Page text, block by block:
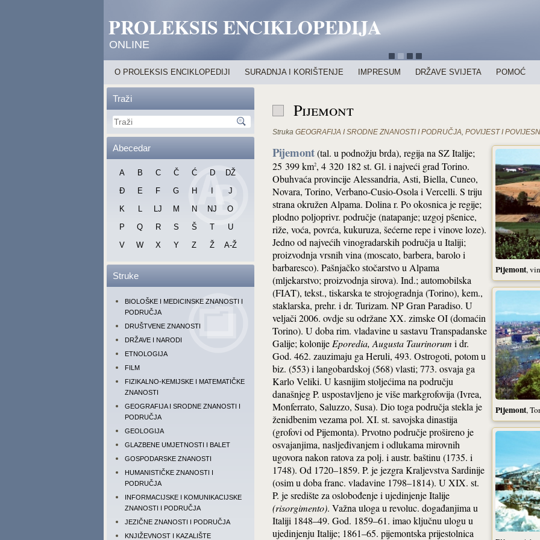
PROLEKSIS ENCIKLOPEDIJA
ONLINE
O PROLEKSIS ENCIKLOPEDIJI SURADNJA I KORIŠTENJE IMPRESUM DRŽAVE SVIJETA POMOĆ
Traži
Abecedar
A B C Č Ć D
DŽ
Đ
E F G H
J
K
L LJ M N NJ
O
P
Q R S Š T
U
V
W X Y Z Ž A-Ž
Struke
BIOLOŠKE I MEDICINSKE ZNANOSTI I
PODRUČJA
DRUŠTVENE ZNANOSTI
DRŽAVE I NARODI
ETNOLOGIJA
FILM
FIZIKALNO-KEMIJSKE I MATEMATIČKE
ZNANOSTI
GEOGRAFIJA I SRODNE ZNANOSTI I
PODRUČJA
GEOLOGIJA
GLAZBENE UMJETNOSTI I BALET
GOSPODARSKE ZNANOSTI
HUMANISTIČKE ZNANOSTI I
PODRUČJA
INFORMACIJSKE I KOMUNIKACIJSKE
ZNANOSTI I PODRUČJA
JEZIČNE ZNANOSTI I PODRUČJA
KNJIŽEVNOST I KAZALIŠTE
Pijemont
Struka GEOGRAFIJA I SRODNE ZNANOSTI I PODRUČJA, POVIJEST I
Pijemont,
Pijemont,
Pijemont(tal. u podnožju brda), regija na SZ Italije;
25 399 km2, 4 320 182 st. Gl. i najveći grad Torino.
Obuhvaća provincije Alessandria, Asti, Biella, Cuneo,
Novara, Torino, Verbano-Cusio-Osola i Vercelli. S triju
strana okružen Alpama. Dolina r. Po okosnica je regije;
plodno poljoprivr. područje (natapanje; uzgoj pšenice,
riže, voća, povrća, kukuruza, šećerne repe i vinove loze).
Jedno od najvećih vinogradarskih područja u Italiji;
proizvodnja vrsnih vina (moscato, barbera, barolo i
barbaresco). Pašnjačko stočarstvo u Alpama
(mljekarstvo; proizvodnja sirova). Ind.; automobilska
(FIAT), tekst., tiskarska te strojogradnja (Torino), kem.,
staklarska, prehr. i dr. Turizam. NP Gran Paradiso. U
veljači 2006. ovdje su održane XX. zimske OI (domaćin
Torino). U doba rim. vladavine u sastavu Transpadanske
Galije; kolonije Eporedia, Augusta Taurinorum i dr.
God. 462. zauzimaju ga Heruli, 493. Ostrogoti, potom u
biz. (553) i langobardskoj (568) vlasti; 773. osvaja ga
Karlo Veliki. U kasnijim stoljećima na području
današnjeg P. uspostavljeno je više markgrofovija (Ivrea,
Monferrato, Saluzzo, Susa). Dio toga područja stekla je
ženidbenim vezama pol. XI. st. savojska dinastija
(grofovi od Pijemonta). Prvotno područje prošireno je
osvajanjima, nasljeđivanjem i odlukama mirovnih
ugovora nakon ratova za polj. i austr. baštinu (1735. i
1748). Od 1720–1859. P. je jezgra Kraljevstva Sardinije
(osim u doba franc. vladavine 1798–1814). U XIX. st.
P. je središte za oslobođenje i ujedinjenje Italije
(risorgimento). Važna uloga u revoluc. događanjima u
Italiji 1848–49. God. 1859–61. imao ključnu ulogu u
ujedinjenju Italije; 1861–65. pijemontska prijestolnica